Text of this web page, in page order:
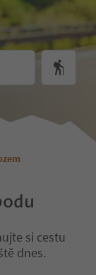
si cestu
dnes.